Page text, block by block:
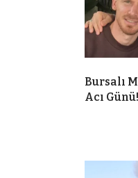
Bursalı
Acı Günü!